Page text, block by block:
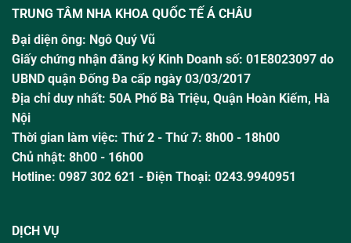
TRUNG TÂM NHA KHOA QUỐC TẾ Á CHÂU
Đại diện ông: Ngô Quý Vũ
Giấy chứng nhận đăng ký Kinh Doanh số: 01E8023097 do
UBND quận Đống Đa cấp ngày 03/03/2017
Địa chỉ duy nhất: 50A Phố Bà Triệu, Quận Hoàn Kiếm, Hà
Nội
Thời gian làm việc: Thứ 2 - Thứ 7: 8h00 - 18h00
Chủ nhật: 8h00 - 16h00
Hotline: 0987 302 621 - Điện Thoại: 0243.9940951
DỊCH VỤ